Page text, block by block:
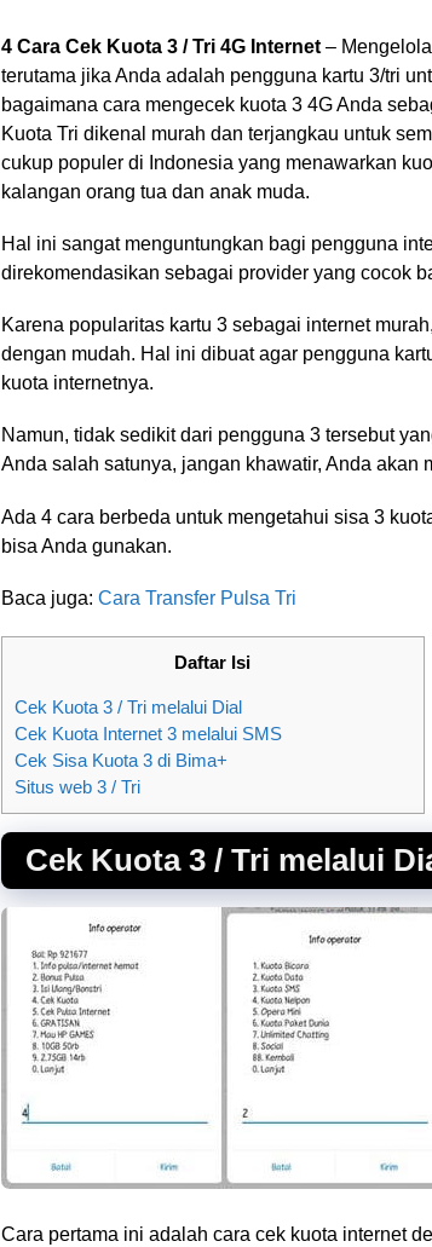
4 Cara Cek Kuota 3 / Tri 4G Internet–
terutama jika Anda adalah pengguna kartu 3/tri
bagaimana cara mengecek kuota 3 4G Anda
Kuota Tri dikenal murah dan terjangkau untuk
cukup populer di Indonesia yang menawarkan
kalangan orang tua dan anak muda.
Hal ini sangat menguntungkan bagi pengguna
direkomendasikan sebagai provider yang cocok
Karena popularitas kartu 3 sebagai internet
dengan mudah. Hal ini dibuat agar pengguna
kuota internetnya.
Namun, tidak sedikit dari pengguna 3 tersebut
Anda salah satunya, jangan khawatir, Anda akan
Ada 4 cara berbeda untuk mengetahui sisa 3
bisa Anda gunakan.
Baca juga: Cara Transfer Pulsa Tri
Daftar Isi
Cek Kuota 3 / Tri melalui Dial
Cek Kuota Internet 3 melalui SMS
Cek Sisa Kuota 3 di Bima+
Situs web 3 / Tri
Cek Kuota 3 / Tri melalui
Cara pertama ini adalah cara cek kuota internet